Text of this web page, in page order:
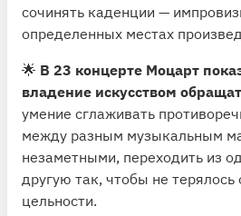
сочинять каденции —
определенных местах
🌟 В 23 концерте Моцарт
владение искусством
умение сглаживать
между разным музыкальным
незаметными, переходить из
другую так, чтобы не
цельности.